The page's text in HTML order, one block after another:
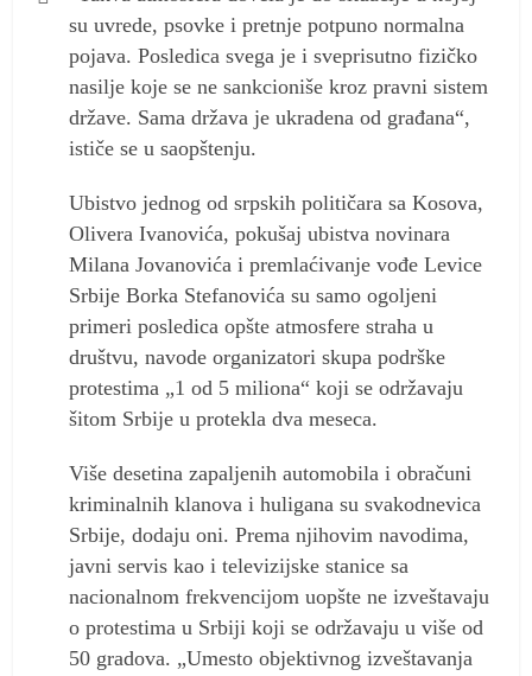
su uvrede, psovke i pretnje potpuno normalna
pojava. Posledica svega je i sveprisutno fizičko
nasilje koje se ne sankcioniše kroz pravni sistem
države. Sama država je ukradena od građana“,
ističe se u saopštenju.
Ubistvo jednog od srpskih političara sa Kosova,
Olivera Ivanovića, pokušaj ubistva novinara
Milana Jovanovića i premlaćivanje vođe Levice
Srbije Borka Stefanovića su samo ogoljeni
primeri posledica opšte atmosfere straha u
društvu, navode organizatori skupa podrške
protestima „1 od 5 miliona“ koji se održavaju
šitom Srbije u protekla dva meseca.
Više desetina zapaljenih automobila i obračuni
kriminalnih klanova i huligana su svakodnevica
Srbije, dodaju oni. Prema njihovim navodima,
javni servis kao i televizijske stanice sa
nacionalnom frekvencijom uopšte ne izveštavaju
o protestima u Srbiji koji se održavaju u više od
50 gradova. „Umesto objektivnog izveštavanja